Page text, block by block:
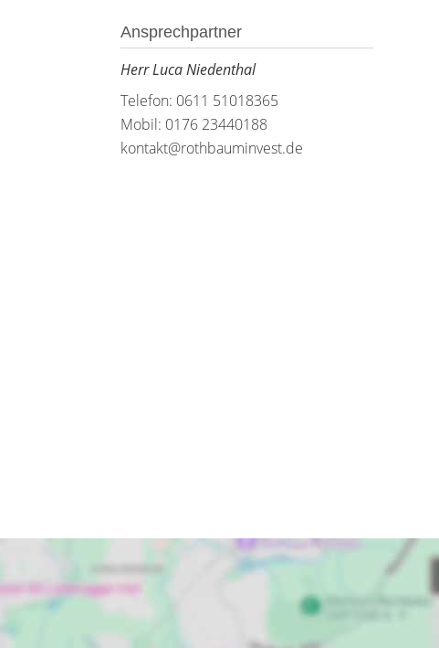
Ansprechpartner
Herr Luca Niedenthal
Telefon: 0611 51018365
Mobil: 0176 23440188
kontakt@rothbauminvest.de